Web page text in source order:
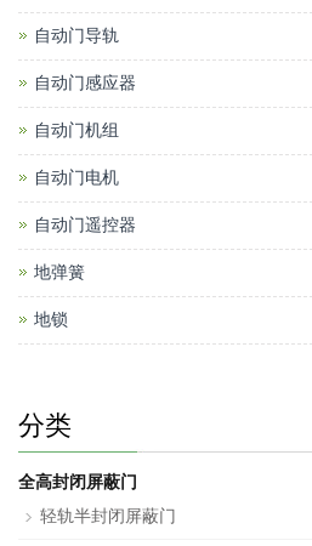
自动门导轨
自动门感应器
自动门机组
自动门电机
自动门遥控器
地弹簧
地锁
分类
全高封闭屏蔽门
轻轨半封闭屏蔽门